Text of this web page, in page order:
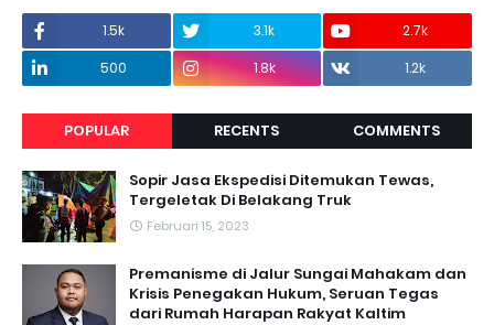
1.5k 3.1k
2.7k
500
1.8k 1.2k
POPULAR RECENTS COMMENTS
Sopir Jasa Ekspedisi Ditemukan Tewas,
Tergeletak Di Belakang Truk
Februari 15, 2023
Premanisme di Jalur Sungai Mahakam dan
Krisis Penegakan Hukum, Seruan Tegas
dari Rumah Harapan Rakyat Kaltim